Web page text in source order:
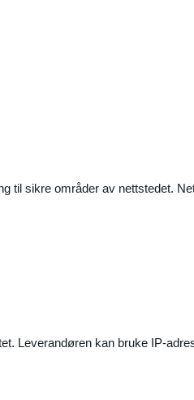
til sikre områder av nettstedet.
Leverandøren kan bruke IP-